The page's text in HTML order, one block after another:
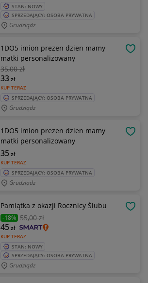
STAN: NOWY
SPRZEDAJĄCY: OSOBA PRYWATNA
Grudziądz
1DO5 imion prezen dzien mamy
matki personalizowany
35,00 zł
KUP TERAZ
33zł
SPRZEDAJĄCY: OSOBA PRYWATNA
Grudziądz
1DO5 imion prezen dzien mamy
matki personalizowany
KUP TERAZ
35zł
SPRZEDAJĄCY: OSOBA PRYWATNA
Grudziądz
Pamiątka z okazji Rocznicy Ślubu
-18% 55,00 zł
KUP TERAZ
45zł
STAN: NOWY
SPRZEDAJĄCY: OSOBA PRYWATNA
Grudziądz